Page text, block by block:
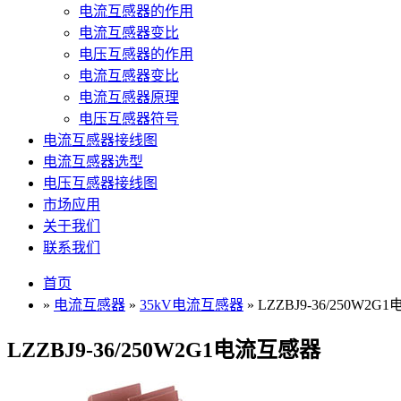
电流互感器的作用
电流互感器变比
电压互感器的作用
电流互感器变比
电流互感器原理
电压互感器符号
电流互感器接线图
电流互感器选型
电压互感器接线图
市场应用
关于我们
联系我们
首页
» 电流互感器 » 35kV电流互感器 » LZZBJ9-36/250W2G1
LZZBJ9-36/250W2G1电流互感器